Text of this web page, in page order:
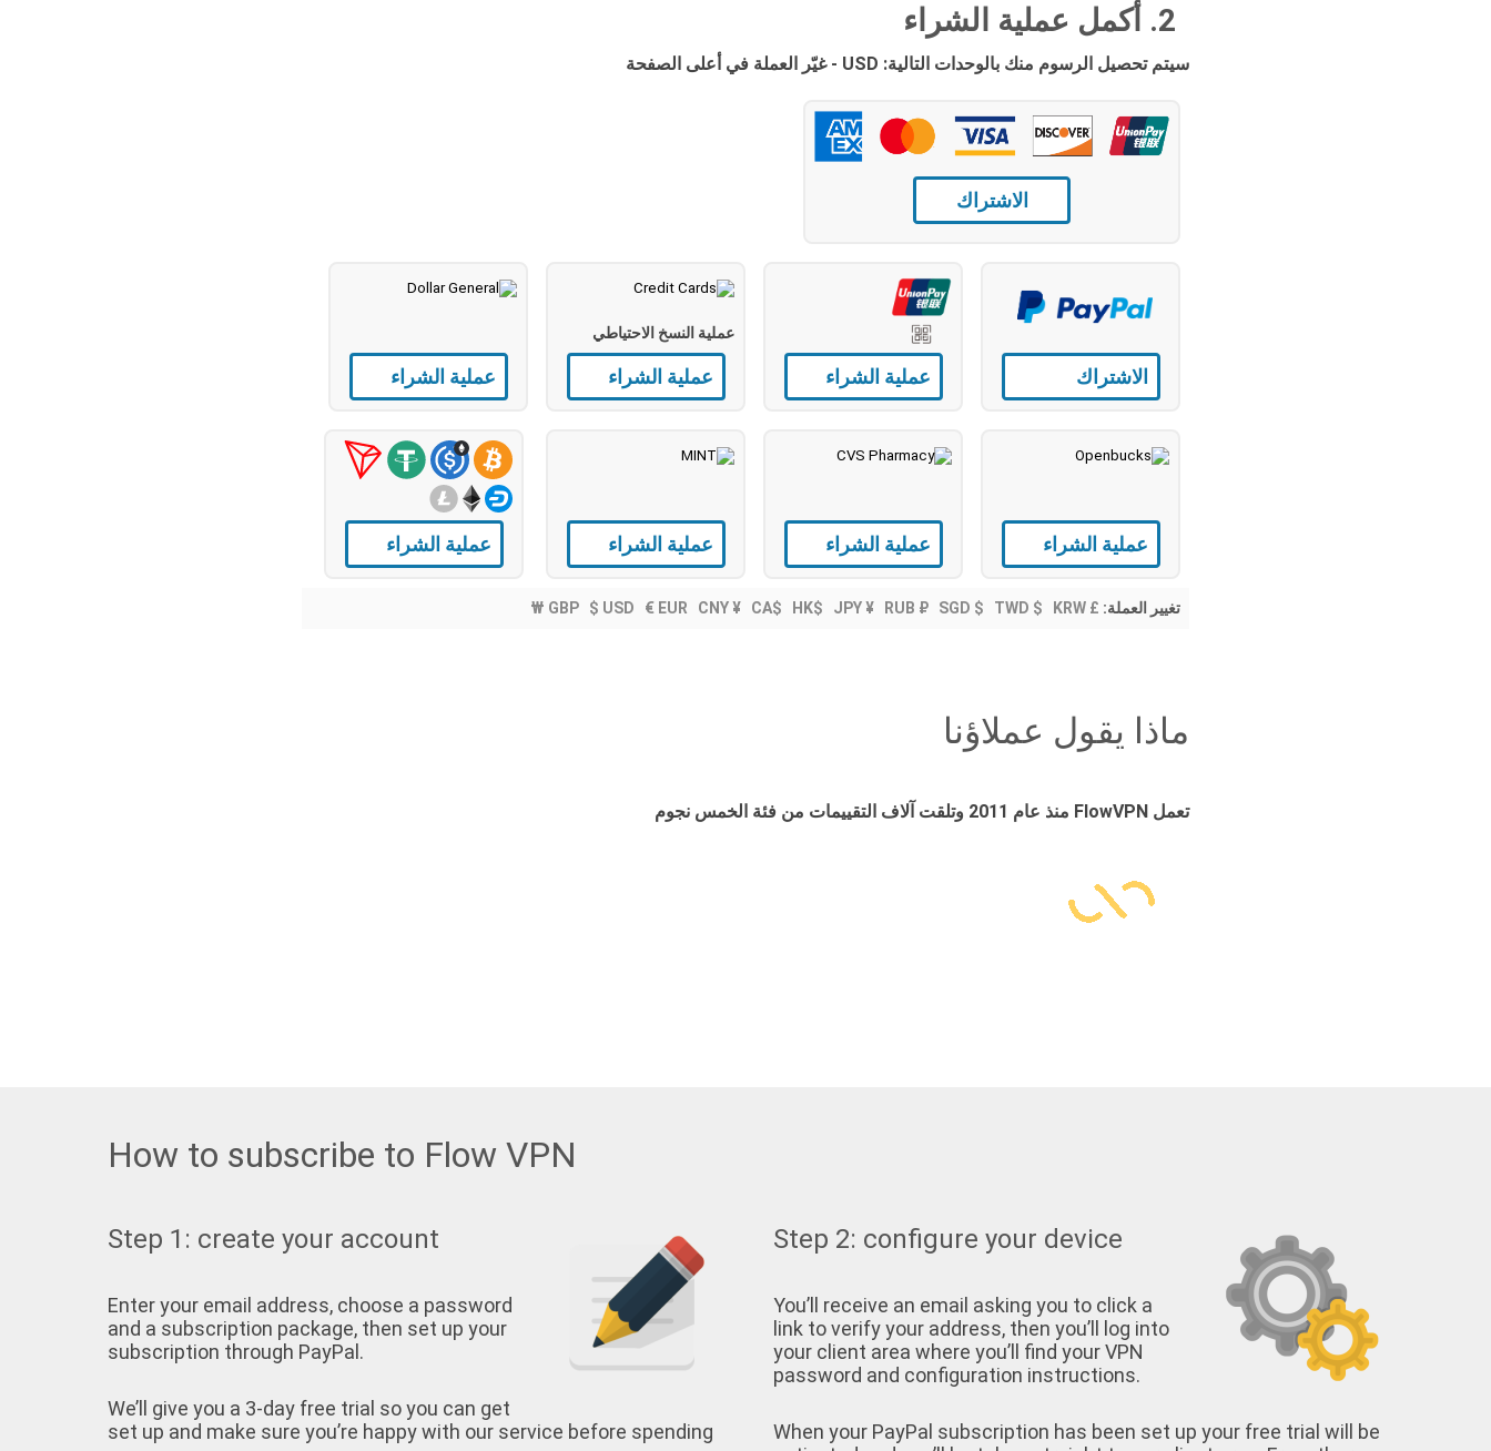
2. أكمل عملية الشراء
سيتم تحصيل الرسوم منك بالوحدات التالية: USD - غيّر العملة في أعلى الصفحة
الاشتراك
الاشتراك عملية الشراء
عملية النسخ الاحتياطي
عملية الشراء عملية الشراء
عملية الشراء عملية الشراء عملية الشراء عملية الشراء
تغيير العملة: £ GBP
$ USD € EUR CNY ¥ CA$ HK$ JPY ¥ RUB ₽ SGD $ TWD $ KRW ₩
ماذا يقول عملاؤنا
تعمل FlowVPN منذ عام 2011 وتلقت آلاف التقييمات من فئة الخمس نجوم
How to subscribe to Flow VPN
Step 1: create your account
Enter your email address, choose a password
and a subscription package, then set up your
subscription through PayPal.
We’ll give you a 3-day free trial so you can get
set up and make sure you’re happy with our service before spending
Step 2: configure your device
You’ll receive an email asking you to click a
link to verify your address, then you’ll log into
your client area where you’ll find your VPN
password and configuration instructions.
When your PayPal subscription has been set up your free trial will be